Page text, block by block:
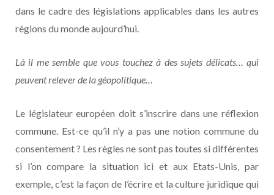
dans le cadre des législations applicables dans les autres
régions du monde aujourd’hui.
Là il me semble que vous touchez à des sujets délicats… qui
peuvent relever de la géopolitique…
Le législateur européen doit s’inscrire dans une réflexion
commune. Est-ce qu’il n’y a pas une notion commune du
consentement ? Les règles ne sont pas toutes si différentes
si l’on compare la situation ici et aux Etats-Unis, par
exemple, c’est la façon de l’écrire et la culture juridique qui